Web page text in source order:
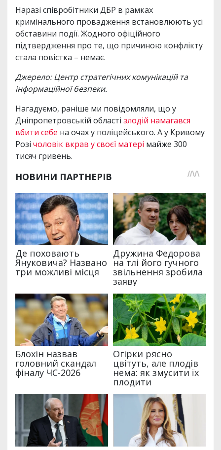
Наразі співробітники ДБР в рамках
кримінального провадження встановлюють усі
обставини події. Жодного офіційного
підтвердження про те, що причиною конфлікту
стала повістка – немає.
Джерело: Центр стратегічних комунікацій та
інформаційної безпеки.
Нагадуємо, раніше ми повідомляли, що у
Дніпропетровській області злодій намагався
вбити себе на очах у поліцейського. А у Кривому
Розі чоловік вкрав у своєї матері майже 300
тисяч гривень.